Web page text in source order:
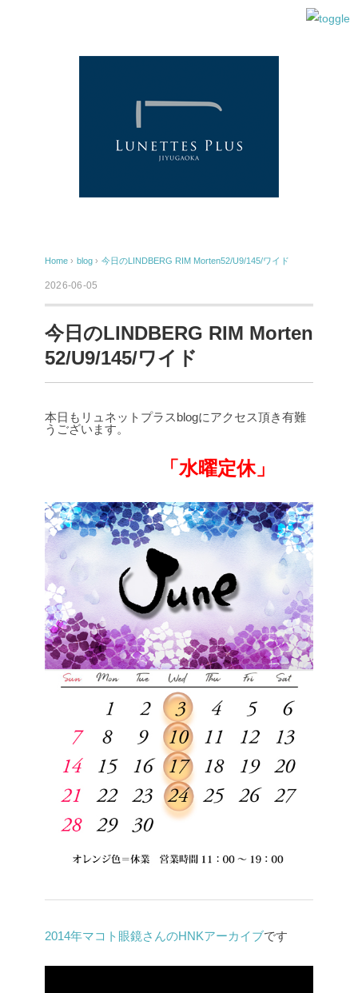
Home › blog › 今日のLINDBERG RIM Morten52/U9/145/ワイド
2026-06-05
今日のLINDBERG RIM Morten
52/U9/145/ワイド
本日もリュネットプラスblogにアクセス頂き有難
うございます。
「水曜定休」
2014年マコト眼鏡さんのHNKアーカイブです